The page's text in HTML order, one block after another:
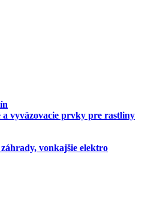
a vyväzovacie prvky pre rastliny
vonkajšie elektro